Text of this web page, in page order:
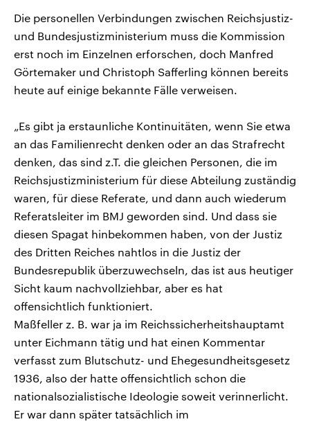
Die personellen Verbindungen zwischen Reichsjustiz-
und Bundesjustizministerium muss die Kommission
erst noch im Einzelnen erforschen, doch Manfred
Görtemaker und Christoph Safferling können bereits
heute auf einige bekannte Fälle verweisen.
„Es gibt ja erstaunliche Kontinuitäten, wenn Sie etwa
an das Familienrecht denken oder an das Strafrecht
denken, das sind z.T. die gleichen Personen, die im
Reichsjustizministerium für diese Abteilung zuständig
waren, für diese Referate, und dann auch wiederum
Referatsleiter im BMJ geworden sind. Und dass sie
diesen Spagat hinbekommen haben, von der Justiz
des Dritten Reiches nahtlos in die Justiz der
Bundesrepublik überzuwechseln, das ist aus heutiger
Sicht kaum nachvollziehbar, aber es hat
offensichtlich funktioniert.
Maßfeller z. B. war ja im Reichssicherheitshauptamt
unter Eichmann tätig und hat einen Kommentar
verfasst zum Blutschutz- und Ehegesundheitsgesetz
1936, also der hatte offensichtlich schon die
nationalsozialistische Ideologie soweit verinnerlicht.
Er war dann später tatsächlich im